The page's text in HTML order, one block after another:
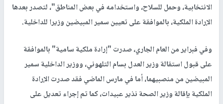
الانتخابية، وحمل للسلاح، واستخدامه في بعض المناطق"، لتصدر بعدها
الإرادة الملكية، بالموافقة على تعيين سمير المبيضين وزيرا للداخلية.
وفي فبراير من العام الجاري، صدرت "إرادة ملكية سامية" بالموافقة
على قبول استقالة وزير العدل بسام التلهوني، ووزير الداخلية سمير
المبيضين من منصبيهما، أما في مارس الماضي فقد صدرت الإرادة
الملكية بإقالة وزير الصحة نذير عبيدات، كما تم إجراء تعديل على